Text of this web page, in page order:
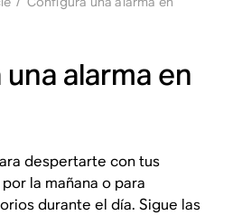
alarma en
despertarte con tus
la mañana o para
durante el día. Sigue las